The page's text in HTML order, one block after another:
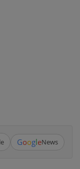
GoogleNews